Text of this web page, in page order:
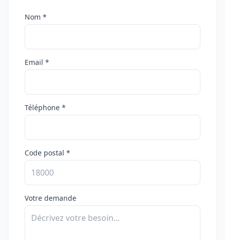
Nom *
Email *
Téléphone *
Code postal *
Votre demande